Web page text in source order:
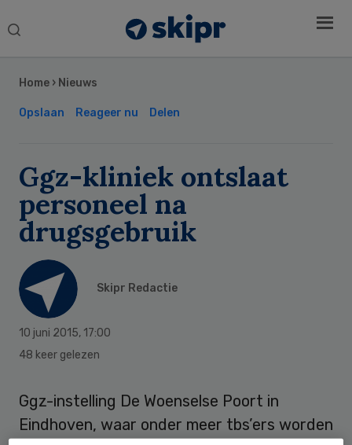
Search
Home › Nieuws
Opslaan Reageer nu Delen
Ggz-kliniek ontslaat
personeel na
drugsgebruik
Skipr Redactie
10 juni 2015, 17:00
48 keer gelezen
Ggz-instelling De Woenselse Poort in
Eindhoven, waar onder meer tbs’ers worden
Sidebar